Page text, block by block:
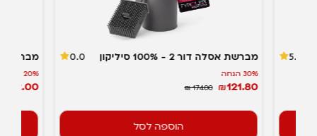
5.0 מברשת אסלה דור 2 - 100% סיליקון 0.0
30% הנחה
₪121.80
₪ 174.00
הוספה לסל
מבריקן
20% הנחה
132.00